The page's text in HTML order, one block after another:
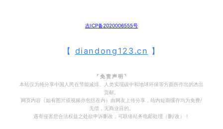
吉ICP备2020006555号
【 diandong123.cn 】
⌜ 免 责 声 明 ⌝
本站仅为纯分享中国人民在节能减排、人类实现碳中和地球环保等方面所作出的杰出
贡献。
网页内容（如有图片或视频亦包括在内）由网友上传分享，站内短期缓存均为免费/
无偿，无商业目的。
遇有侵害您合法权益之处欲申诉删改，可联络站务电邮处理（删/改）！